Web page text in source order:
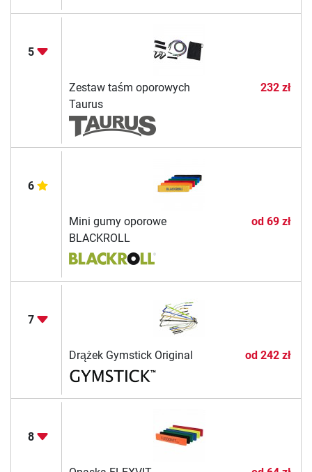
5
Zestaw taśm oporowych
Taurus
232 zł
6
Mini gumy oporowe
BLACKROLL
od 69 zł
7
Drążek Gymstick Original od 242 zł
8